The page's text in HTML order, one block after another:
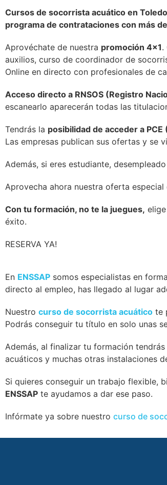
Cursos de socorrista acuático en
programa de contrataciones con más
Aprovéchate de nuestra promoción 4×1.
auxilios, curso de coordinador de
Online en directo con profesionales de
Acceso directo a RNSOS (Registro
escanearlo aparecerán todas las
Tendrás la posibilidad de acceder a
Las empresas publican sus ofertas y se
Además, si eres estudiante,
Aprovecha ahora nuestra oferta especial
Con tu formación, no te la juegues,
éxito.
RESERVA YA!
En ENSSAP somos especialistas en
directo al empleo, has llegado al lugar
Nuestro curso de socorrista acuático te
Podrás conseguir tu título en solo unas
Además, al finalizar tu formación
acuáticos y muchas otras instalaciones
Si quieres conseguir un trabajo flexible,
ENSSAP te ayudamos a dar ese paso.
Infórmate ya sobre nuestro curso de